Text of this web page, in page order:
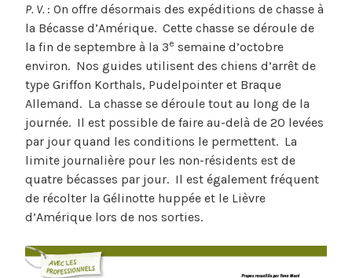
P. V. : On offre désormais des expéditions de chasse à
la Bécasse d’Amérique. Cette chasse se déroule de
la fin de septembre à la 3e semaine d’octobre
environ. Nos guides utilisent des chiens d’arrêt de
type Griffon Korthals, Pudelpointer et Braque
Allemand. La chasse se déroule tout au long de la
journée. Il est possible de faire au-delà de 20 levées
par jour quand les conditions le permettent. La
limite journalière pour les non-résidents est de
quatre bécasses par jour. Il est également fréquent
de récolter la Gélinotte huppée et le Lièvre
d’Amérique lors de nos sorties.